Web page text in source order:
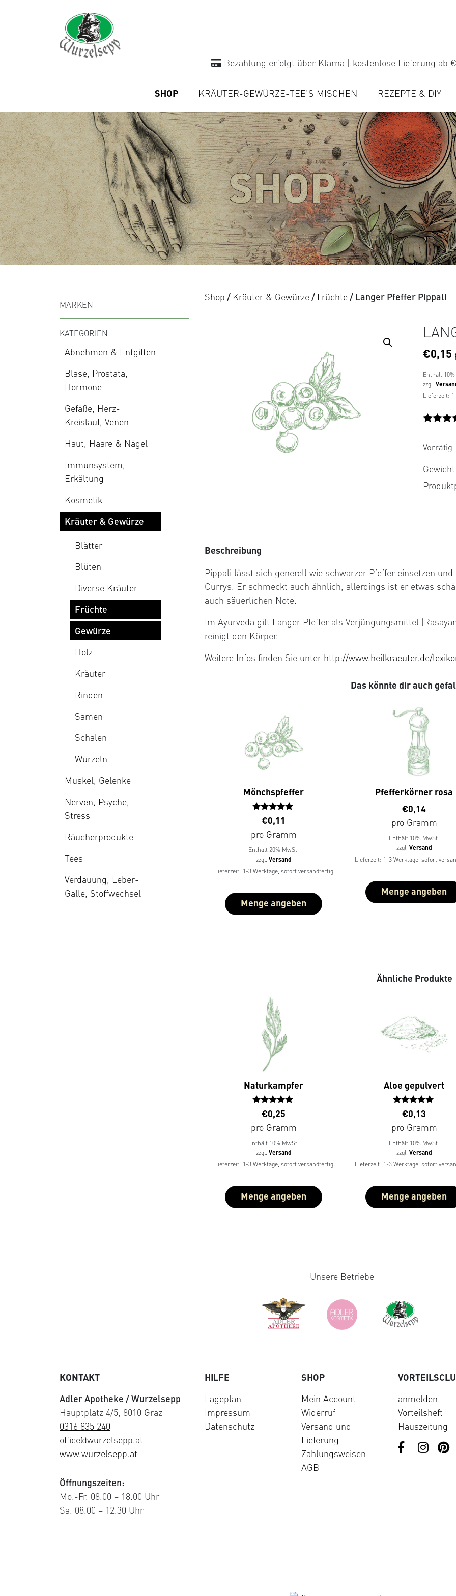
Bezahlung erfolgt über Klarna | kostenlose Lieferung ab
SHOP KRÄUTER-GEWÜRZE-TEE’S MISCHEN REZEPTE & DIY
MARKEN
KATEGORIEN
Abnehmen & Entgiften
Blase, Prostata,
Hormone
Gefäße, Herz-
Kreislauf, Venen
Haut, Haare & Nägel
Immunsystem,
Erkältung
Kosmetik
Kräuter & Gewürze
Blätter
Blüten
Diverse Kräuter
Früchte
Gewürze
Holz
Kräuter
Rinden
Samen
Schalen
Wurzeln
Muskel, Gelenke
Nerven, Psyche,
Stress
Räucherprodukte
Tees
Verdauung, Leber-
Galle, Stoffwechsel
Shop / Kräuter & Gewürze / Früchte / Langer Pfeffer Pippali
€0,15
Enthält
zzgl.
Lieferzeit:
von 5,
auf
Vorrätig
Beschreibung
Pippali lässt sich generell wie schwarzer Pfeffer einsetzen
Currys. Er schmeckt auch ähnlich, allerdings ist er etwas
auch säuerlichen Note.
Im Ayurveda gilt Langer Pfeffer als Verjüngungsmittel
reinigt den Körper.
Weitere Infos finden Sie unter http://www.heilkraeuter.de/
Das könnte dir auch
Mönchspfeffer
Bewertet
mit
5.00
von 5
€0,11
pro Gramm
Enthält 20% MwSt.
zzgl. Versand
Lieferzeit: 1-3 Werktage, sofort versandfertig
Menge angeben
Pfefferkörner rosa
€0,14
pro Gramm
Enthält 10% MwSt.
zzgl. Versand
Lieferzeit: 1-3 Werktage, sofort
Menge angeben
Ähnliche Produkte
Naturkampfer
Bewertet
mit
4.88
von 5
€0,25
pro Gramm
Enthält 10% MwSt.
zzgl. Versand
Lieferzeit: 1-3 Werktage, sofort versandfertig
Menge angeben
Aloe gepulvert
Bewertet
mit
5.00
von 5
€0,13
pro Gramm
Enthält 10% MwSt.
zzgl. Versand
Lieferzeit: 1-3 Werktage, sofort
Menge angeben
Unsere Betriebe
KONTAKT
Adler Apotheke / Wurzelsepp
Hauptplatz 4/5, 8010 Graz
0316 835 240
office@wurzelsepp.at
www.wurzelsepp.at
Öffnungszeiten:
Mo.-Fr. 08.00 – 18.00 Uhr
Sa. 08.00 – 12.30 Uhr
HILFE
Lageplan
Impressum
Datenschutz
SHOP
Mein Account
Widerruf
Versand und
Lieferung
Zahlungsweisen
AGB
anmelden
Vorteilsheft
Hauszeitung